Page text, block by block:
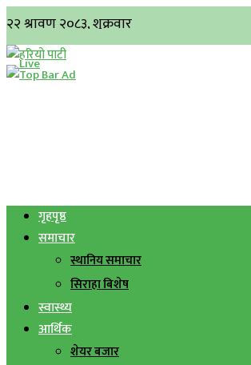
गृहपृष्ठ
समाचार
स्थानिय समाचार
सिराहा बिशेष
स्वास्थ्य
आर्थिक
शेयर बजार